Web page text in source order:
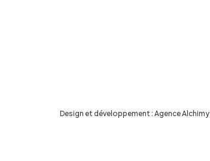
Design et développement : Agence Alchimy